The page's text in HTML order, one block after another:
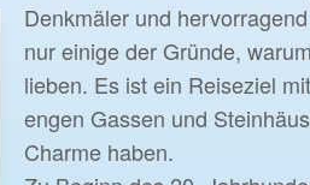
Denkmäler und
nur einige der Gründe,
lieben. Es ist ein Reiseziel
engen Gassen und
Charme haben.